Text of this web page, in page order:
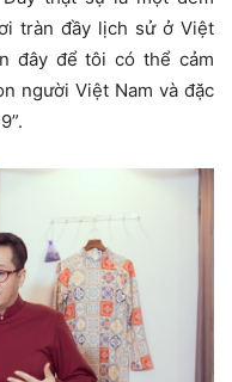
tràn đầy lịch sử ở Việt
đây để tôi có thể cảm
người Việt Nam và đặc